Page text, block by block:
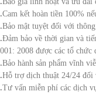
Cam kết hoàn tiền 100%
Bảo mật tuyệt đối với
Đảm bảo về thời gian và
2008 được các tổ
Bảo hành sản phẩm vĩnh
Hỗ trợ dịch thuật 24/24 đối
Tư vấn miễn phí các dịch